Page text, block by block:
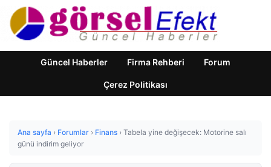
Güncel Haberler Firma Rehberi Forum
Çerez Politikası
Ana sayfa › Forumlar › Finans › Tabela yine değişecek: Motorine salı
günü indirim geliyor